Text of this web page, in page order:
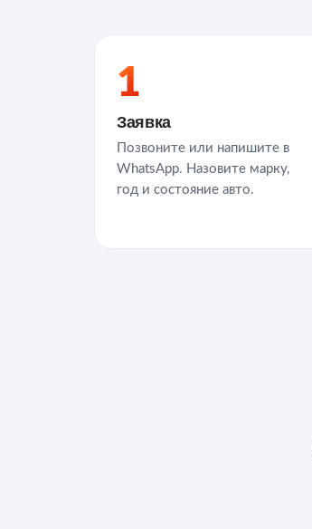
1
Заявка
Позвоните или напишите в
WhatsApp. Назовите марку,
год и состояние авто.